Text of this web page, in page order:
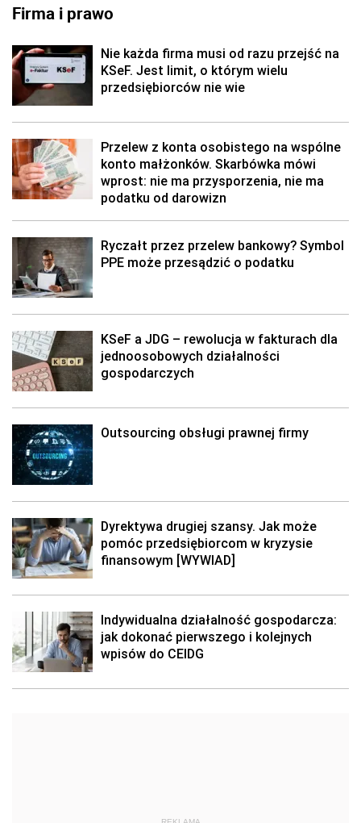
Firma i prawo
Nie każda firma musi od razu przejść na
KSeF. Jest limit, o którym wielu
przedsiębiorców nie wie
Przelew z konta osobistego na wspólne
konto małżonków. Skarbówka mówi
wprost: nie ma przysporzenia, nie ma
podatku od darowizn
Ryczałt przez przelew bankowy? Symbol
PPE może przesądzić o podatku
KSeF a JDG – rewolucja w fakturach dla
jednoosobowych działalności
gospodarczych
Outsourcing obsługi prawnej firmy
Dyrektywa drugiej szansy. Jak może
pomóc przedsiębiorcom w kryzysie
finansowym [WYWIAD]
Indywidualna działalność gospodarcza:
jak dokonać pierwszego i kolejnych
wpisów do CEIDG